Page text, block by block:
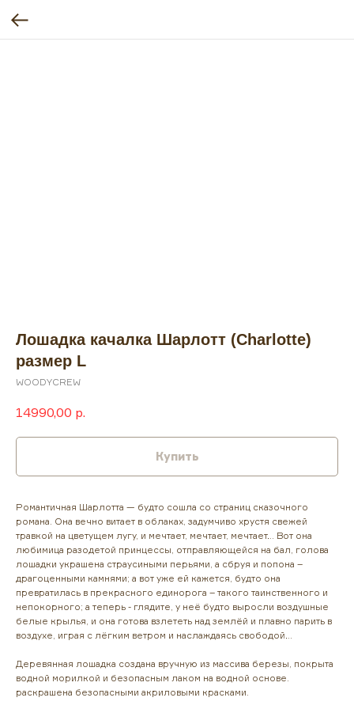
Лошадка качалка Шарлотт (Charlotte)
размер L
WOODYCREW
14990,00 р.
Купить
Романтичная Шарлотта — будто сошла со страниц сказочного
романа. Она вечно витает в облаках, задумчиво хрустя свежей
травкой на цветущем лугу, и мечтает, мечтает, мечтает… Вот она
любимица разодетой принцессы, отправляющейся на бал, голова
лошадки украшена страусиными перьями, а сбруя и попона –
драгоценными камнями; а вот уже ей кажется, будто она
превратилась в прекрасного единорога – такого таинственного и
непокорного; а теперь - глядите, у неё будто выросли воздушные
белые крылья, и она готова взлететь над землёй и плавно парить в
воздухе, играя с лёгким ветром и наслаждаясь свободой…
Деревянная лошадка создана вручную из массива березы, покрыта
водной морилкой и безопасным лаком на водной основе.
раскрашена безопасными акриловыми красками.